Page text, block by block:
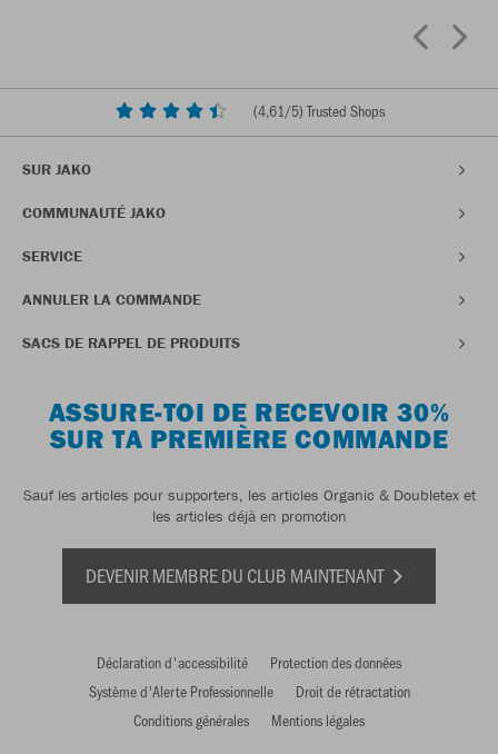
(4,61/5) Trusted Shops
SUR JAKO
COMMUNAUTÉ JAKO
SERVICE
ANNULER LA COMMANDE
SACS DE RAPPEL DE PRODUITS
ASSURE-TOI DE RECEVOIR 30%
SUR TA PREMIÈRE COMMANDE
Sauf les articles pour supporters, les articles Organic & Doubletex et
les articles déjà en promotion
DEVENIR MEMBRE DU CLUB MAINTENANT
Déclaration d'accessibilité
Protection des données
Système d'Alerte Professionnelle
Droit de rétractation
Conditions générales
Mentions légales